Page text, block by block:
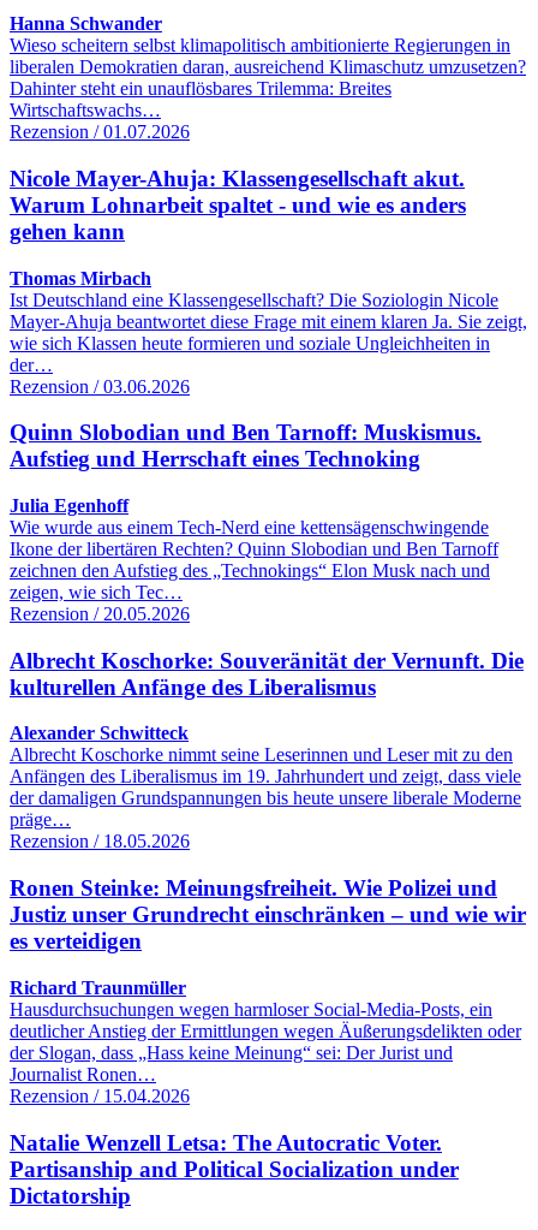
Hanna Schwander
Wieso scheitern selbst klimapolitisch ambitionierte Regierungen in
liberalen Demokratien daran, ausreichend Klimaschutz umzusetzen?
Dahinter steht ein unauflösbares Trilemma: Breites
Wirtschaftswachs…
Rezension / 01.07.2026
Nicole Mayer-Ahuja: Klassengesellschaft akut.
Warum Lohnarbeit spaltet - und wie es anders
gehen kann
Thomas Mirbach
Ist Deutschland eine Klassengesellschaft? Die Soziologin Nicole
Mayer-Ahuja beantwortet diese Frage mit einem klaren Ja. Sie zeigt,
wie sich Klassen heute formieren und soziale Ungleichheiten in
der…
Rezension / 03.06.2026
Quinn Slobodian und Ben Tarnoff: Muskismus.
Aufstieg und Herrschaft eines Technoking
Julia Egenhoff
Wie wurde aus einem Tech-Nerd eine kettensägenschwingende
Ikone der libertären Rechten? Quinn Slobodian und Ben Tarnoff
zeichnen den Aufstieg des „Technokings“ Elon Musk nach und
zeigen, wie sich Tec…
Rezension / 20.05.2026
Albrecht Koschorke: Souveränität der Vernunft. Die
kulturellen Anfänge des Liberalismus
Alexander Schwitteck
Albrecht Koschorke nimmt seine Leserinnen und Leser mit zu den
Anfängen des Liberalismus im 19. Jahrhundert und zeigt, dass viele
der damaligen Grundspannungen bis heute unsere liberale Moderne
präge…
Rezension / 18.05.2026
Ronen Steinke: Meinungsfreiheit. Wie Polizei und
Justiz unser Grundrecht einschränken – und wie wir
es verteidigen
Richard Traunmüller
Hausdurchsuchungen wegen harmloser Social-Media-Posts, ein
deutlicher Anstieg der Ermittlungen wegen Äußerungsdelikten oder
der Slogan, dass „Hass keine Meinung“ sei: Der Jurist und
Journalist Ronen…
Rezension / 15.04.2026
Natalie Wenzell Letsa: The Autocratic Voter.
Partisanship and Political Socialization under
Dictatorship